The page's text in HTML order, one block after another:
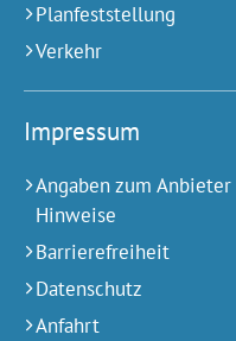
Planfeststellung
Verkehr
Impressum
Angaben zum
Hinweise
Barrierefreiheit
Datenschutz
Anfahrt